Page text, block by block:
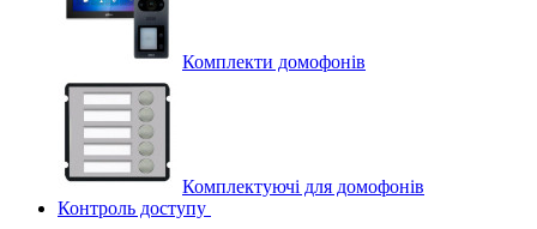
Комплекти домофонів
Комплектуючі для домофонів
Контроль доступу